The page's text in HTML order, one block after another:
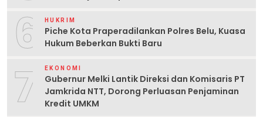
6 HUKRIM
Piche Kota Praperadilankan Polres Belu, Kuasa
Hukum Beberkan Bukti Baru
7 EKONOMI
Gubernur Melki Lantik Direksi dan Komisaris PT
Jamkrida NTT, Dorong Perluasan Penjaminan
Kredit UMKM